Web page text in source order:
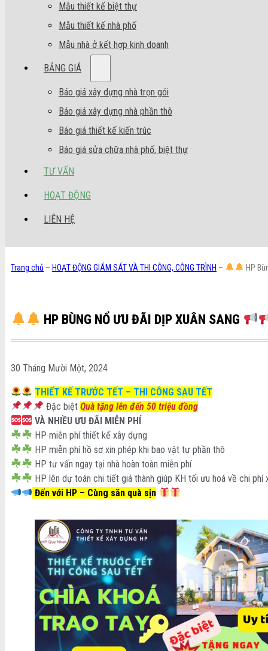
Mẫu thiết kế biệt thự
Mẫu thiết kế nhà phố
Mẫu nhà ở kết hợp kinh doanh
BẢNG GIÁ
Báo giá xây dựng nhà trọn gói
Báo giá xây dựng nhà phần thô
Báo giá thiết kế kiến trúc
Báo giá sửa chữa nhà phố, biệt thự
TƯ VẤN
HOẠT ĐỘNG
LIÊN HỆ
Trang chủ – HOẠT ĐỘNG GIÁM SÁT VÀ THI CÔNG, CÔNG TRÌNH – HP
HP BÙNG NỔ ƯU ĐÃI DỊP XUÂN SANG
30 Tháng Mười Một, 2024
THIẾT KẾ TRƯỚC TẾT – THI CÔNG SAU TẾT
Đặc biệt Quà tặng lên đến 50 triệu đồng
VÀ NHIỀU ƯU ĐÃI MIỄN PHÍ
HP miễn phí thiết kế xây dựng
HP miễn phí hồ sơ xin phép khi bao vật tư phần thô
HP tư vấn ngay tại nhà hoàn toàn miễn phí
HP lên dự toán chi tiết giá thành giúp KH tối ưu hoá về chi phí
Đến với HP – Cùng săn quà sịn